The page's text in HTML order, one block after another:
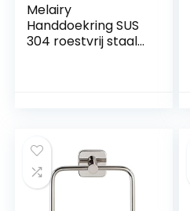
Melairy
Handdoekring SUS
304 roestvrij staal